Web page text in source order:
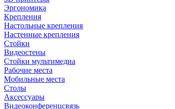
Эргономика
Крепления
Настольные крепления
Настенные крепления
Стойки
Видеостены
Стойки мультимедиа
Рабочие места
Мобильные места
Столы
Аксессуары
Видеоконференцсвязь